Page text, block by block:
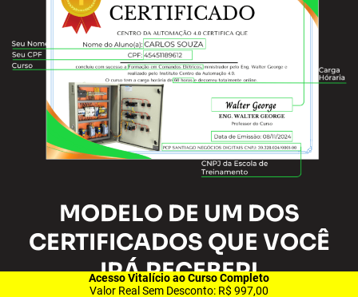
MODELO DE UM DOS
CERTIFICADOS QUE VOCÊ
IRÁ RECEBER!
Acesso Vitalício ao Curso Completo
Valor Real Sem Desconto: R$ 997,00